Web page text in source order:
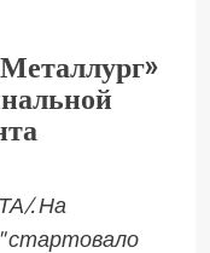
. На
стартовало